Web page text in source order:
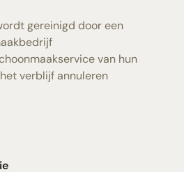
gereinigd door een
van hun
verblijf annuleren